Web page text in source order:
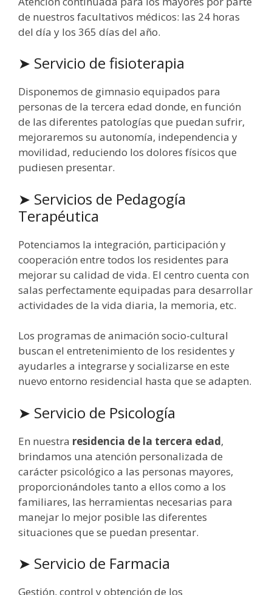
de nuestros facultativos médicos: las 24 horas
del día y los 365 días del año.
➤ Servicio de fisioterapia
Disponemos de gimnasio equipados para
personas de la tercera edad donde, en función
de las diferentes patologías que puedan sufrir,
mejoraremos su autonomía, independencia y
movilidad, reduciendo los dolores físicos que
pudiesen presentar.
➤ Servicios de Pedagogía
Terapéutica
Potenciamos la integración, participación y
cooperación entre todos los residentes para
mejorar su calidad de vida. El centro cuenta con
salas perfectamente equipadas para desarrollar
actividades de la vida diaria, la memoria, etc.
Los programas de animación socio-cultural
buscan el entretenimiento de los residentes y
ayudarles a integrarse y socializarse en este
nuevo entorno residencial hasta que se adapten.
➤ Servicio de Psicología
En nuestra residencia de la tercera edad,
brindamos una atención personalizada de
carácter psicológico a las personas mayores,
proporcionándoles tanto a ellos como a los
familiares, las herramientas necesarias para
manejar lo mejor posible las diferentes
situaciones que se puedan presentar.
➤ Servicio de Farmacia
Gestión, control y obtención de los